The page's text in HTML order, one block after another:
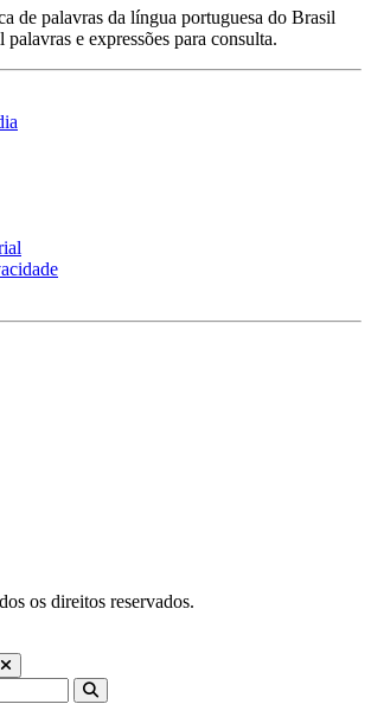
de palavras da língua portuguesa do Brasil
e expressões para consulta.
os direitos reservados.